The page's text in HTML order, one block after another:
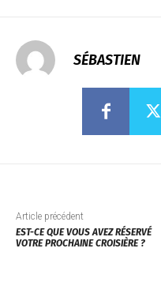
SÉBASTIEN
Article précédent
EST-CE QUE VOUS AVEZ RÉSERVÉ
VOTRE PROCHAINE CROISIÈRE ?